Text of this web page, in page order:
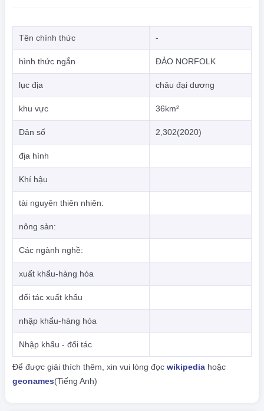
Tên chính thức -
hình thức ngắn ĐẢO NORFOLK
lục địa châu đại dương
khu vực 36km²
Dân số 2,302(2020)
địa hình
Khí hậu
tài nguyên thiên nhiên:
nông sản:
Các ngành nghề:
xuất khẩu-hàng hóa
đối tác xuất khẩu
nhập khẩu-hàng hóa
Nhập khẩu - đối tác
Để được giải thích thêm, xin vui lòng đọc wikipediahoặc
geonames(Tiếng Anh)